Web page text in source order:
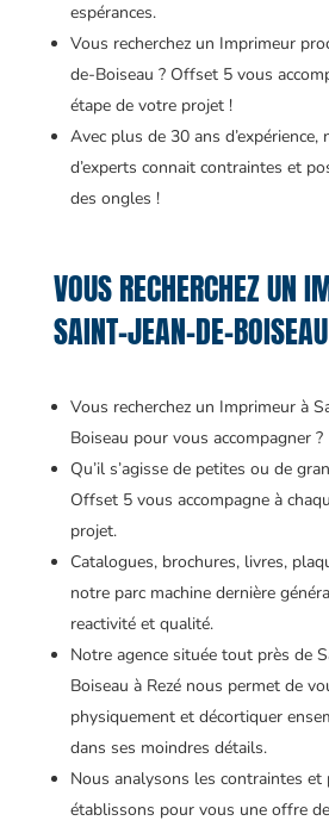
espérances.
Vous recherchez un Imprimeur
de-Boiseau ? Offset 5 vous
étape de votre projet !
Avec plus de 30 ans d’expérience,
d’experts connait contraintes et
des ongles !
VOUS RECHERCHEZ UN
SAINT-JEAN-DE-
Vous recherchez un Imprimeur à
Boiseau pour vous accompagner ?
Qu’il s’agisse de petites ou de
Offset 5 vous accompagne à
projet.
Catalogues, brochures, livres,
notre parc machine dernière
reactivité et qualité.
Notre agence située tout près de
Boiseau à Rezé nous permet de
physiquement et décortiquer
dans ses moindres détails.
Nous analysons les contraintes
établissons pour vous une offre